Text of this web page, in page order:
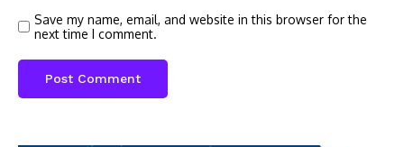
Save my name, email, and website in this browser for the
next time I comment.